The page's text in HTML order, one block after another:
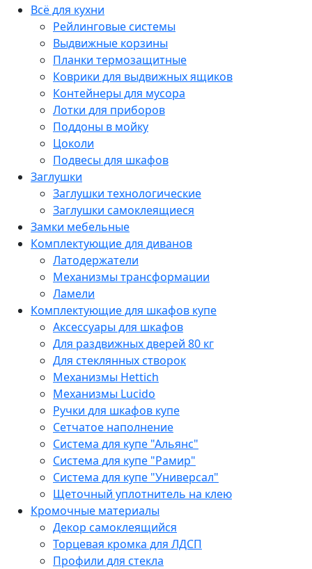
Всё для кухни
Рейлинговые системы
Выдвижные корзины
Планки термозащитные
Коврики для выдвижных ящиков
Контейнеры для мусора
Лотки для приборов
Поддоны в мойку
Цоколи
Подвесы для шкафов
Заглушки
Заглушки технологические
Заглушки самоклеящиеся
Замки мебельные
Комплектующие для диванов
Латодержатели
Механизмы трансформации
Ламели
Комплектующие для шкафов купе
Аксессуары для шкафов
Для раздвижных дверей 80 кг
Для стеклянных створок
Механизмы Hettich
Механизмы Lucido
Ручки для шкафов купе
Сетчатое наполнение
Система для купе "Альянс"
Система для купе "Рамир"
Система для купе "Универсал"
Щеточный уплотнитель на клею
Кромочные материалы
Декор самоклеящийся
Торцевая кромка для ЛДСП
Профили для стекла